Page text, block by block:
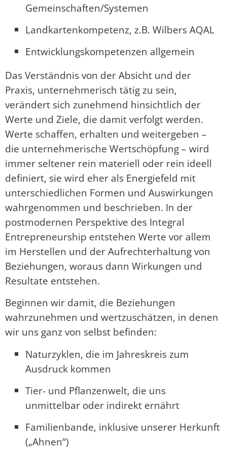
Gemeinschaften/Systemen
Landkartenkompetenz, z.B. Wilbers AQAL
Entwicklungskompetenzen allgemein
Das Verständnis von der Absicht und der
Praxis, unternehmerisch tätig zu sein,
verändert sich zunehmend hinsichtlich der
Werte und Ziele, die damit verfolgt werden.
Werte schaffen, erhalten und weitergeben –
die unternehmerische Wertschöpfung – wird
immer seltener rein materiell oder rein ideell
definiert, sie wird eher als Energiefeld mit
unterschiedlichen Formen und Auswirkungen
wahrgenommen und beschrieben. In der
postmodernen Perspektive des Integral
Entrepreneurship entstehen Werte vor allem
im Herstellen und der Aufrechterhaltung von
Beziehungen, woraus dann Wirkungen und
Resultate entstehen.
Beginnen wir damit, die Beziehungen
wahrzunehmen und wertzuschätzen, in denen
wir uns ganz von selbst befinden:
Naturzyklen, die im Jahreskreis zum
Ausdruck kommen
Tier- und Pflanzenwelt, die uns
unmittelbar oder indirekt ernährt
Familienbande, inklusive unserer Herkunft
(„Ahnen“)